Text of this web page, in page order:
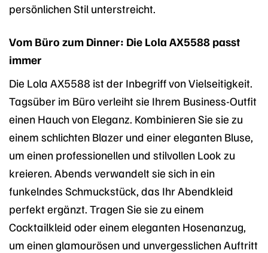
persönlichen Stil unterstreicht.
Vom Büro zum Dinner: Die Lola AX5588 passt
immer
Die Lola AX5588 ist der Inbegriff von Vielseitigkeit.
Tagsüber im Büro verleiht sie Ihrem Business-Outfit
einen Hauch von Eleganz. Kombinieren Sie sie zu
einem schlichten Blazer und einer eleganten Bluse,
um einen professionellen und stilvollen Look zu
kreieren. Abends verwandelt sie sich in ein
funkelndes Schmuckstück, das Ihr Abendkleid
perfekt ergänzt. Tragen Sie sie zu einem
Cocktailkleid oder einem eleganten Hosenanzug,
um einen glamourösen und unvergesslichen Auftritt